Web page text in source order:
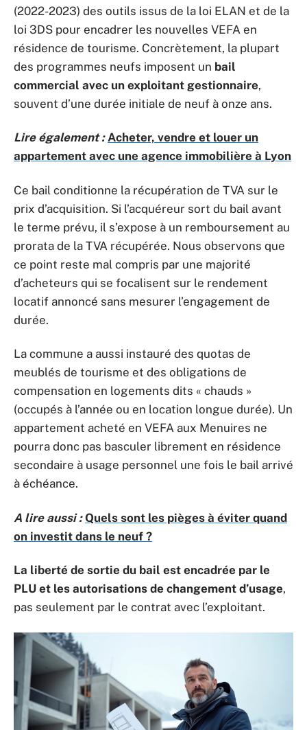
(2022-2023) des outils issus de la loi ELAN et de la
loi 3DS pour encadrer les nouvelles VEFA en
résidence de tourisme. Concrètement, la plupart
des programmes neufs imposent un bail
commercial avec un exploitant gestionnaire,
souvent d’une durée initiale de neuf à onze ans.
Lire également : Acheter, vendre et louer un
appartement avec une agence immobilière à Lyon
Ce bail conditionne la récupération de TVA sur le
prix d’acquisition. Si l’acquéreur sort du bail avant
le terme prévu, il s’expose à un remboursement au
prorata de la TVA récupérée. Nous observons que
ce point reste mal compris par une majorité
d’acheteurs qui se focalisent sur le rendement
locatif annoncé sans mesurer l’engagement de
durée.
La commune a aussi instauré des quotas de
meublés de tourisme et des obligations de
compensation en logements dits « chauds »
(occupés à l’année ou en location longue durée). Un
appartement acheté en VEFA aux Menuires ne
pourra donc pas basculer librement en résidence
secondaire à usage personnel une fois le bail arrivé
à échéance.
A lire aussi : Quels sont les pièges à éviter quand
on investit dans le neuf ?
La liberté de sortie du bail est encadrée par le
PLU et les autorisations de changement d’usage,
pas seulement par le contrat avec l’exploitant.